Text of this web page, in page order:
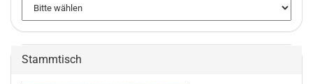
Stammtisch